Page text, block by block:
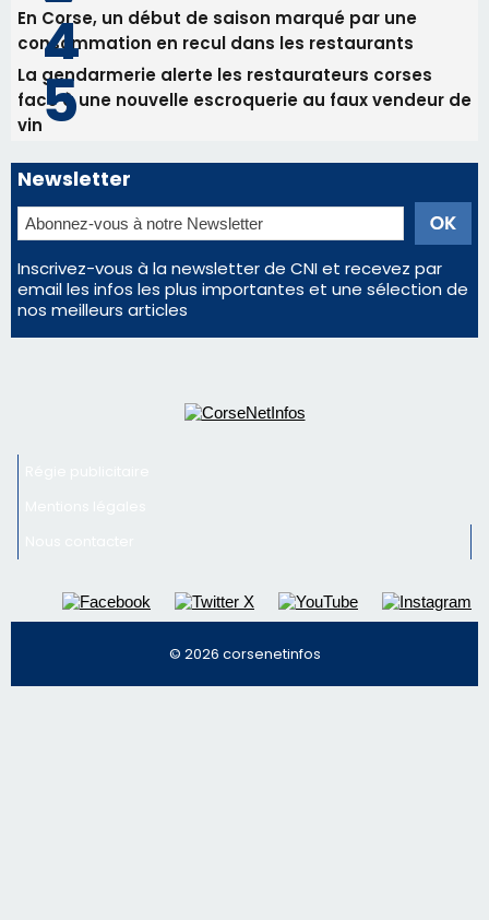
Inscrivez-vous à la newsletter de CNI et recevez par
email les infos les plus importantes et une sélection de
nos meilleurs articles
Régie publicitaire
Mentions légales
Nous contacter